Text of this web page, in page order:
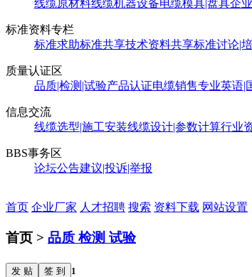
线缆原材料线缆机器设备电缆模具|盘具企
标准资料专栏
标准求助标准共享技术资料共享标准讨论|
质量认证区
品质|检测|试验产品认证电缆销售专业英语|
信息交流
线缆选型|施工安装线缆设计|参数计算行业
BBS事务区
论坛公告建议|投诉|举报
首页 企业厂家 人才招聘 搜索 资料下载 网站设置
首页 > 品质 检测 试验
发 贴 签 到 1